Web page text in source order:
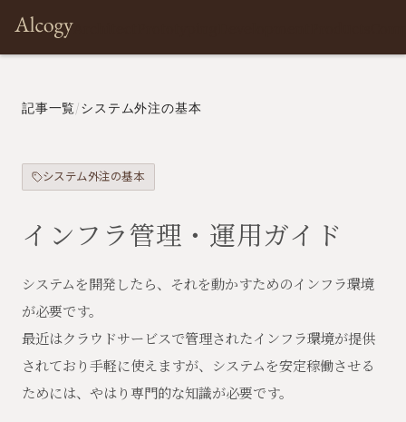
記事一覧/システム外注の基本
システム外注の基本
インフラ管理・運用ガイド
システムを開発したら、それを動かすためのインフラ環境
が必要です。
最近はクラウドサービスで管理されたインフラ環境が提供
されており手軽に使えますが、システムを安定稼働させる
ためには、やはり専門的な知識が必要です。